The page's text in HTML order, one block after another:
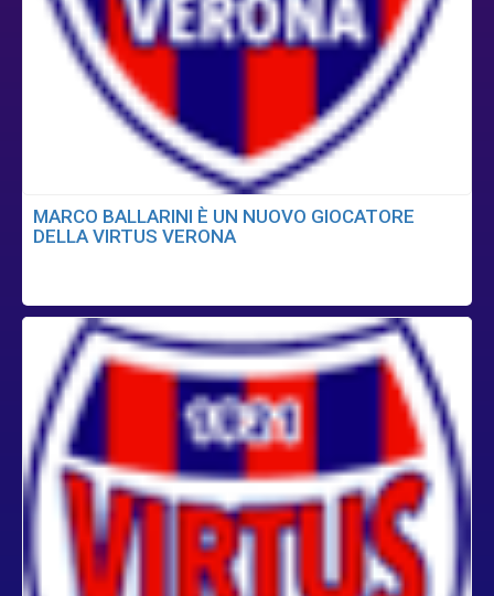
MARCO BALLARINI È UN NUOVO GIOCATORE
DELLA VIRTUS VERONA